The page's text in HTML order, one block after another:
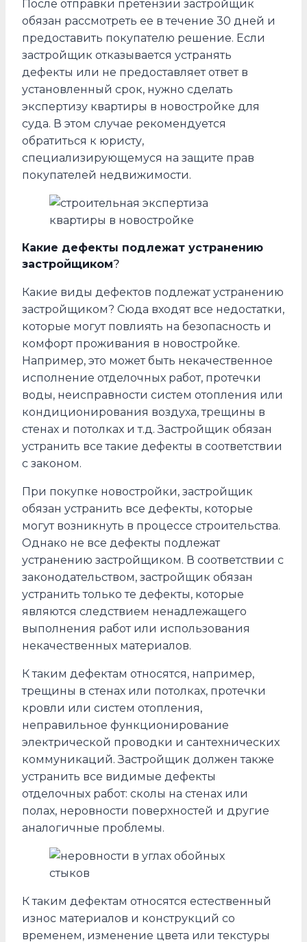
После отправки претензии застройщик
обязан рассмотреть ее в течение 30 дней и
предоставить покупателю решение. Если
застройщик отказывается устранять
дефекты или не предоставляет ответ в
установленный срок, нужно сделать
экспертизу квартиры в новостройке для
суда. В этом случае рекомендуется
обратиться к юристу,
специализирующемуся на защите прав
покупателей недвижимости.
Какие дефекты подлежат устранению
застройщиком?
Какие виды дефектов подлежат устранению
застройщиком? Сюда входят все недостатки,
которые могут повлиять на безопасность и
комфорт проживания в новостройке.
Например, это может быть некачественное
исполнение отделочных работ, протечки
воды, неисправности систем отопления или
кондиционирования воздуха, трещины в
стенах и потолках и т.д. Застройщик обязан
устранить все такие дефекты в соответствии
с законом.
При покупке новостройки, застройщик
обязан устранить все дефекты, которые
могут возникнуть в процессе строительства.
Однако не все дефекты подлежат
устранению застройщиком. В соответствии с
законодательством, застройщик обязан
устранить только те дефекты, которые
являются следствием ненадлежащего
выполнения работ или использования
некачественных материалов.
К таким дефектам относятся, например,
трещины в стенах или потолках, протечки
кровли или систем отопления,
неправильное функционирование
электрической проводки и сантехнических
коммуникаций. Застройщик должен также
устранить все видимые дефекты
отделочных работ: сколы на стенах или
полах, неровности поверхностей и другие
аналогичные проблемы.
К таким дефектам относятся естественный
износ материалов и конструкций со
временем, изменение цвета или текстуры